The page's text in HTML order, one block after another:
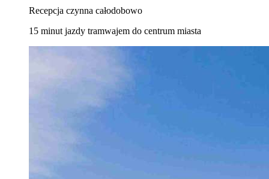
Recepcja czynna całodobowo
15 minut jazdy tramwajem do centrum miasta